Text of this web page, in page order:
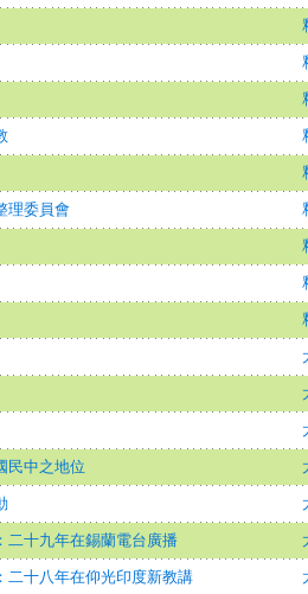
理委員會
民中之地位
二十九年在錫蘭電台廣播
二十八年在仰光印度新教講